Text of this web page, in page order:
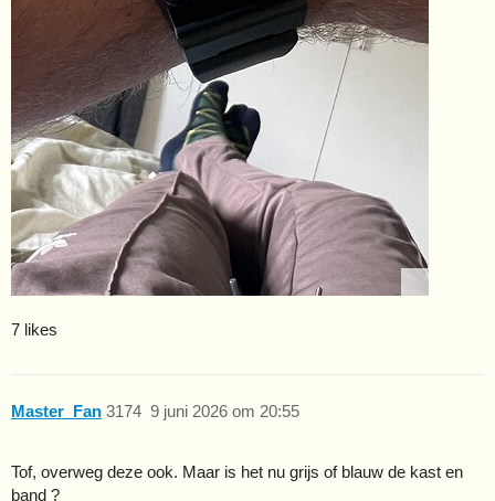
7 likes
Master_Fan 9 juni 2026 om 20:55
3174
Tof, overweg deze ook. Maar is het nu grijs of blauw de kast en
band ?